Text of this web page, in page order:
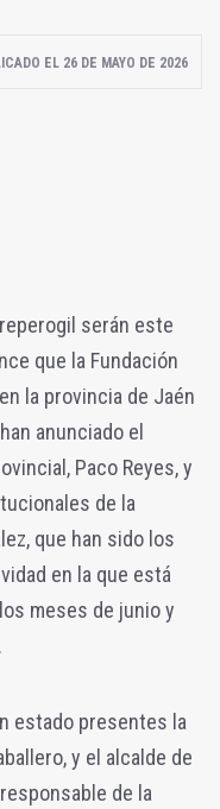
EL 26 DE MAYO DE 2026
serán este
que la Fundación
la provincia de Jaén
anunciado el
Paco Reyes, y
de la
que han sido los
en la que está
meses de junio y
estado presentes la
y el alcalde de
de la